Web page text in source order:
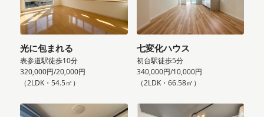
光に包まれる
表参道駅徒歩10分
320,000円/20,000円
（2LDK・54.5㎡）
七変化ハウス
初台駅徒歩5分
340,000円/10,000円
（2LDK・66.58㎡）